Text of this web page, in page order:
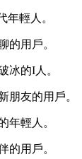
年輕人。
的用戶。
冰的I人。
朋友的用戶。
年輕人。
的用戶。